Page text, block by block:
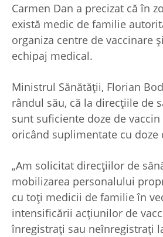
Carmen Dan a precizat că în
există medic de familie
organiza centre de vaccinare
echipaj medical.
Ministrul Sănătăţii, Florian
rândul său, că la direcţiile de
sunt suficiente doze de vaccin
oricând suplimentate cu doze
„Am solicitat direcţiilor de
mobilizarea personalului
cu toţi medicii de familie în
intensificării acţiunilor de
înregistraţi sau neînregistraţi